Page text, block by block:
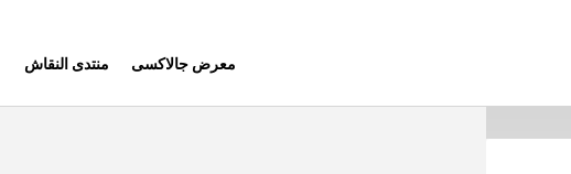
منتدى النقاش معرض جالاكسى